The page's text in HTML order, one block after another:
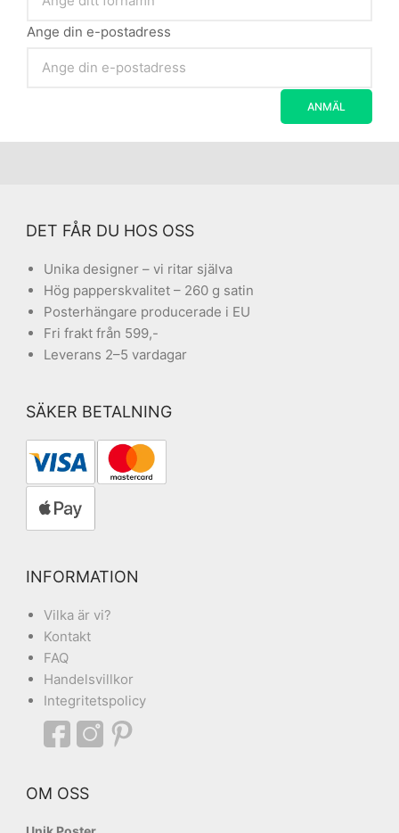
Ange din e-postadress
DET FÅR DU HOS OSS
Unika designer – vi ritar själva
Hög papperskvalitet – 260 g satin
Posterhängare producerade i EU
Fri frakt från 599,-
Leverans 2–5 vardagar
SÄKER BETALNING
INFORMATION
Vilka är vi?
Kontakt
FAQ
Handelsvillkor
Integritetspolicy
OM OSS